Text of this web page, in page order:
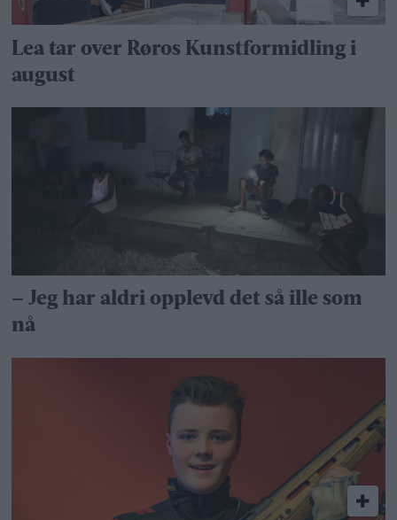
Lea tar over Røros Kunstformidling i
august
– Jeg har aldri opplevd det så ille som
nå